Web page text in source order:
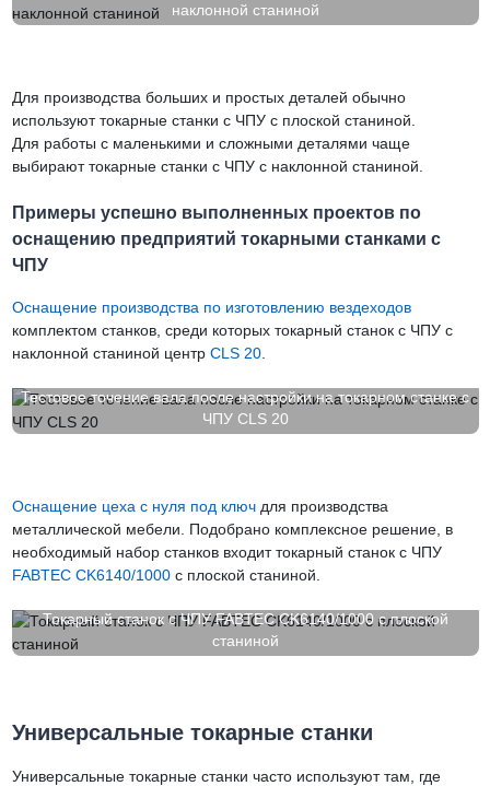
наклонной станиной
Для производства больших и простых деталей обычно
используют токарные станки с ЧПУ с плоской станиной.
Для работы с маленькими и сложными деталями чаще
выбирают токарные станки с ЧПУ с наклонной станиной.
Примеры успешно выполненных проектов по
оснащению предприятий токарными станками с
ЧПУ
Оснащение производства по изготовлению вездеходов
комплектом станков, среди которых токарный станок с ЧПУ с
наклонной станиной центр CLS 20.
Тестовое точение вала после настройки на токарном станке с
ЧПУ CLS 20
Оснащение цеха с нуля под ключдля производства
металлической мебели. Подобрано комплексное решение, в
необходимый набор станков входит токарный станок с ЧПУ
FABTEC CK6140/1000с плоской станиной.
Токарный станок с ЧПУ FABTEC CK6140/1000 с плоской
станиной
Универсальные токарные станки
Универсальные токарные станки часто используют там, где